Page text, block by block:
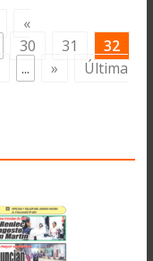
«
30 31
32
... »
Última